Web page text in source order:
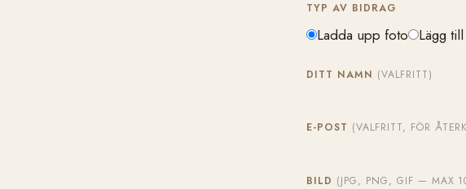
TYP AV BIDRAG
Ladda upp foto Lägg
DITT NAMN (VALFRITT)
E-POST (VALFRITT, FÖR
BILD (JPG, PNG, GIF — MAX